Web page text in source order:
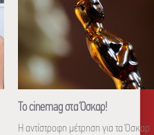
Το cinemag στα Όσκαρ!
Η αντίστροφη μέτρηση για τα Όσκαρ